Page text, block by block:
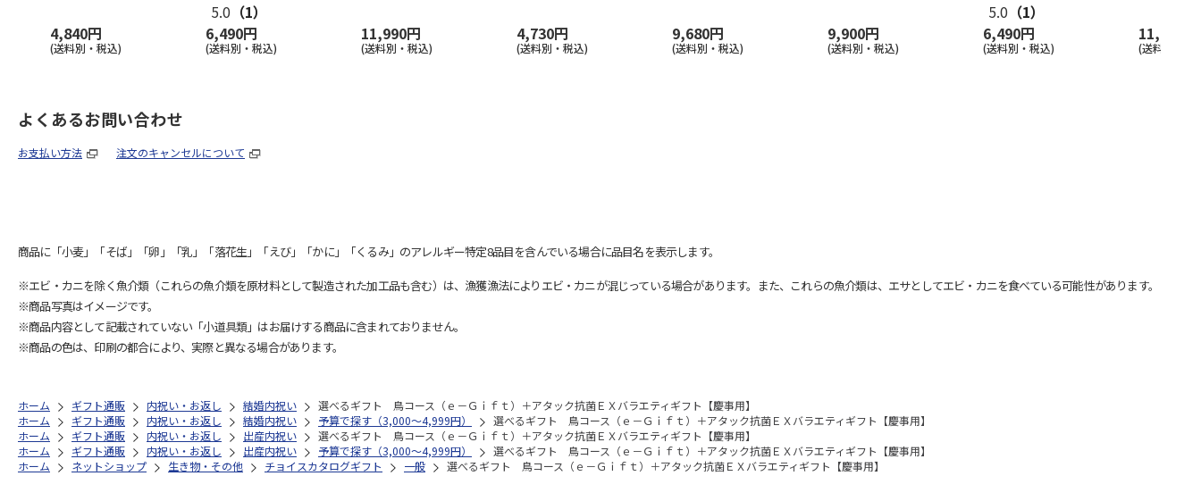
4,840円
(送料別・税込)
5.0 （1）
6,490円
(送料別・税込)
11,990円
(送料別・税込)
4,730円
(送料別・税込)
9,680円
(送料別・税込)
9,900円
(送料別・税込)
5.0 （1）
6,490円
(送料別・税込)
11,000円
(送料別・税
よくあるお問い合わせ
お支払い方法 注文のキャンセルについて
商品に「小麦」「そば」「卵」「乳」「落花生」「えび」「かに」「くるみ」のアレルギー特定8品目を含んでいる場合に品目名を表示します。
※エビ・カニを除く魚介類（これらの魚介類を原材料として製造された加工品も含む）は、漁獲漁法によりエビ・カニが混じっている場合があります。また、これらの魚介類は、エサとしてエビ・カニを食べている可能性があります。
※商品写真はイメージです。
※商品内容として記載されていない「小道具類」はお届けする商品に含まれておりません。
※商品の色は、印刷の都合により、実際と異なる場合があります。
ホーム ギフト通販 内祝い・お返し 結婚内祝い
選べるギフト 鳥コース（ｅ－Ｇｉｆｔ）＋アタック抗菌ＥＸバラエティギフト【慶事用】
ホーム
ギフト通販 内祝い・お返し 結婚内祝い 予算で探す（3,000～4,999円）
選べるギフト 鳥コース（ｅ－Ｇｉｆｔ）＋アタック抗菌ＥＸバラエティギフト【慶事用】
ホーム
ギフト通販 内祝い・お返し 出産内祝い
選べるギフト 鳥コース（ｅ－Ｇｉｆｔ）＋アタック抗菌ＥＸバラエティギフト【慶事用】
ホーム
ギフト通販 内祝い・お返し 出産内祝い 予算で探す（3,000～4,999円）
選べるギフト 鳥コース（ｅ－Ｇｉｆｔ）＋アタック抗菌ＥＸバラエティギフト【慶事用】
ホーム
ネットショップ 生き物・その他 チョイスカタログギフト 一般 選べるギフト 鳥コース（ｅ－Ｇｉｆｔ）＋アタック抗菌ＥＸバラエティギフト【慶事用】